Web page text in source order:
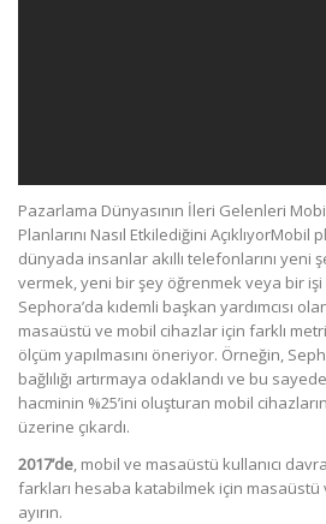
Pazarlama Dünyasının İleri Gelenleri
Planlarını Nasıl Etkilediğini
dünyada insanlar akıllı telefonlarını yeni
vermek, yeni bir şey öğrenmek veya bir işi
Sephora’da kıdemli başkan yardımcısı
masaüstü ve mobil cihazlar için farklı
ölçüm yapılmasını öneriyor. Örneğin,
bağlılığı artırmaya odaklandı ve bu
hacminin %25’ini oluşturan mobil
üzerine çıkardı.
2017’de, mobil ve masaüstü kullanıcı
farkları hesaba katabilmek için masaüstü
ayırın.